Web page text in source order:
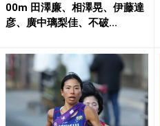
00m 田澤廉、相澤晃、伊藤達
彦、廣中璃梨佳、不破...